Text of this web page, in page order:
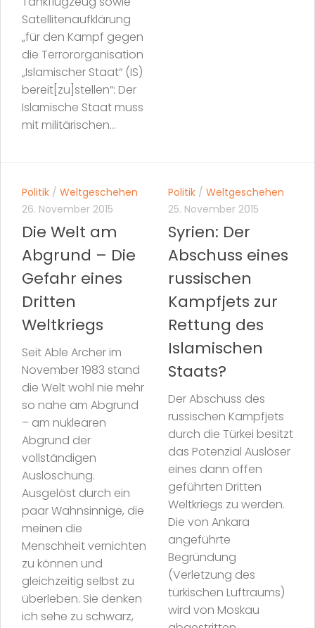
Satellitenaufklärung
„für den Kampf gegen
die Terrororganisation
„Islamischer Staat“ (IS)
bereit[zu]stellen“: Der
Islamische Staat muss
mit militärischen...
Politik / Weltgeschehen
26. November 2015
Die Welt am
Abgrund – Die
Gefahr eines
Dritten
Weltkriegs
Seit Able Archer im
November 1983 stand
die Welt wohl nie mehr
so nahe am Abgrund
– am nuklearen
Abgrund der
vollständigen
Auslöschung.
Ausgelöst durch ein
paar Wahnsinnige, die
meinen die
Menschheit vernichten
zu können und
gleichzeitig selbst zu
überleben. Sie denken
ich sehe zu schwarz,
Politik / Weltgeschehen
25. November 2015
Syrien: Der
Abschuss eines
russischen
Kampfjets zur
Rettung des
Islamischen
Staats?
Der Abschuss des
russischen Kampfjets
durch die Türkei besitzt
das Potenzial Auslöser
eines dann offen
geführten Dritten
Weltkriegs zu werden.
Die von Ankara
angeführte
Begründung
(Verletzung des
türkischen Luftraums)
wird von Moskau